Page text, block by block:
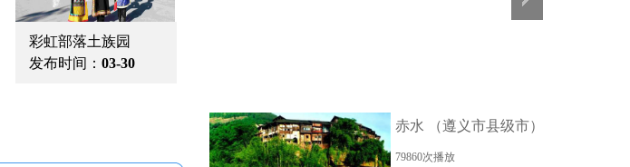
彩虹部落土族园
发布时间： 03-30
赤水 （遵义市县级市）
79860次播放